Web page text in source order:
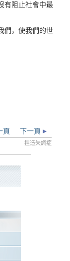
有阻止社會中最
們，使我們的世
下一頁
頁
捏造失調症